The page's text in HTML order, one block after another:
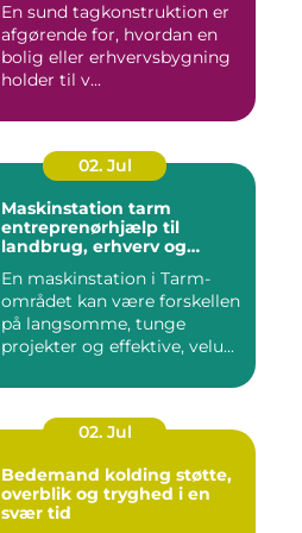
En sund tagkonstruktion er
afgørende for, hvordan en
bolig eller erhvervsbygning
holder til v...
02. Jul
Maskinstation tarm
entreprenørhjælp til
landbrug, erhverv og
En maskinstation i Tarm-
området kan være forskellen
på langsomme, tunge
projekter og effektive, velu...
02. Jul
Bedemand kolding støtte,
overblik og tryghed i en
svær tid